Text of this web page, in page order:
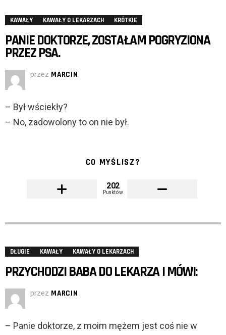
KAWAŁY KAWAŁY O LEKARZACH KRÓTKIE
PANIE DOKTORZE, ZOSTAŁAM POGRYZIONA
PRZEZ PSA.
przez MARCIN
– Był wściekły?
– No, zadowolony to on nie był.
CO MYŚLISZ?
202
Punktów
DŁUGIE KAWAŁY KAWAŁY O LEKARZACH
PRZYCHODZI BABA DO LEKARZA I MÓWI:
przez MARCIN
– Panie doktorze, z moim mężem jest coś nie w